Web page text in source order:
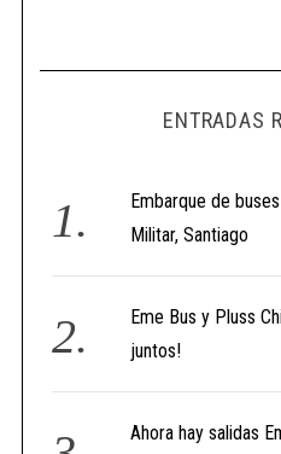
ENTRADAS
Embarque de
Militar, Santiago
Eme Bus y Pluss
juntos!
Ahora hay salidas